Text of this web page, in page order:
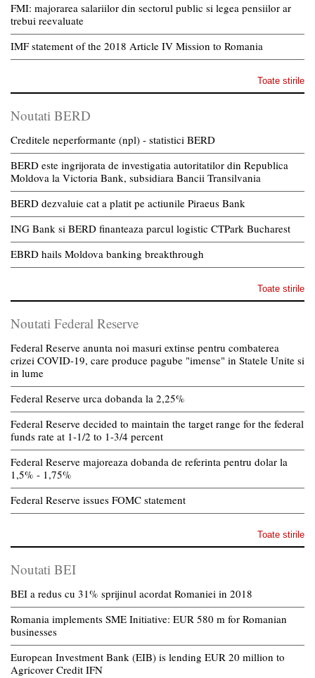
FMI: majorarea salariilor din sectorul public si legea pensiilor ar
trebui reevaluate
IMF statement of the 2018 Article IV Mission to Romania
Toate stirile
Noutati BERD
Creditele neperformante (npl) - statistici BERD
BERD este ingrijorata de investigatia autoritatilor din Republica
Moldova la Victoria Bank, subsidiara Bancii Transilvania
BERD dezvaluie cat a platit pe actiunile Piraeus Bank
ING Bank si BERD finanteaza parcul logistic CTPark Bucharest
EBRD hails Moldova banking breakthrough
Toate stirile
Noutati Federal Reserve
Federal Reserve anunta noi masuri extinse pentru combaterea
crizei COVID-19, care produce pagube "imense" in Statele Unite si
in lume
Federal Reserve urca dobanda la 2,25%
Federal Reserve decided to maintain the target range for the federal
funds rate at 1-1/2 to 1-3/4 percent
Federal Reserve majoreaza dobanda de referinta pentru dolar la
1,5% - 1,75%
Federal Reserve issues FOMC statement
Toate stirile
Noutati BEI
BEI a redus cu 31% sprijinul acordat Romaniei in 2018
Romania implements SME Initiative: EUR 580 m for Romanian
businesses
European Investment Bank (EIB) is lending EUR 20 million to
Agricover Credit IFN